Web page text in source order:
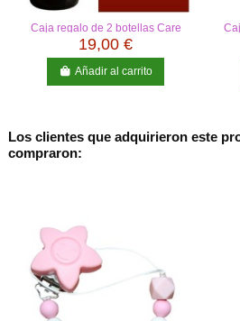
Caja regalo de 2 botellas Care
19,00 €
Añadir al carrito
Los clientes que adquirieron este
compraron: